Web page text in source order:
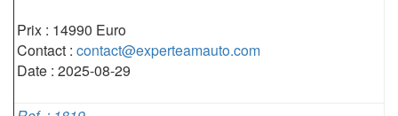
Prix : 14990 Euro
Contact : contact@experteamauto.com
Date : 2025-08-29